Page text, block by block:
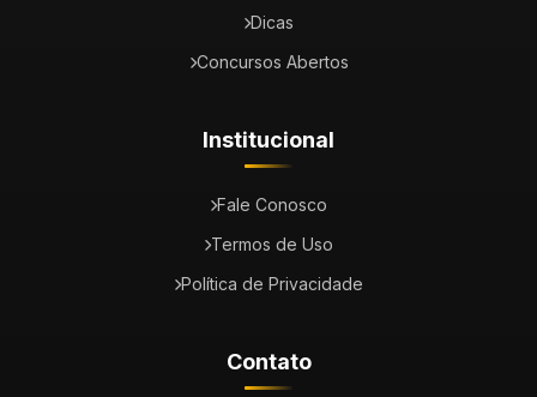
Dicas
Concursos Abertos
Institucional
Fale Conosco
Termos de Uso
Política de Privacidade
Contato